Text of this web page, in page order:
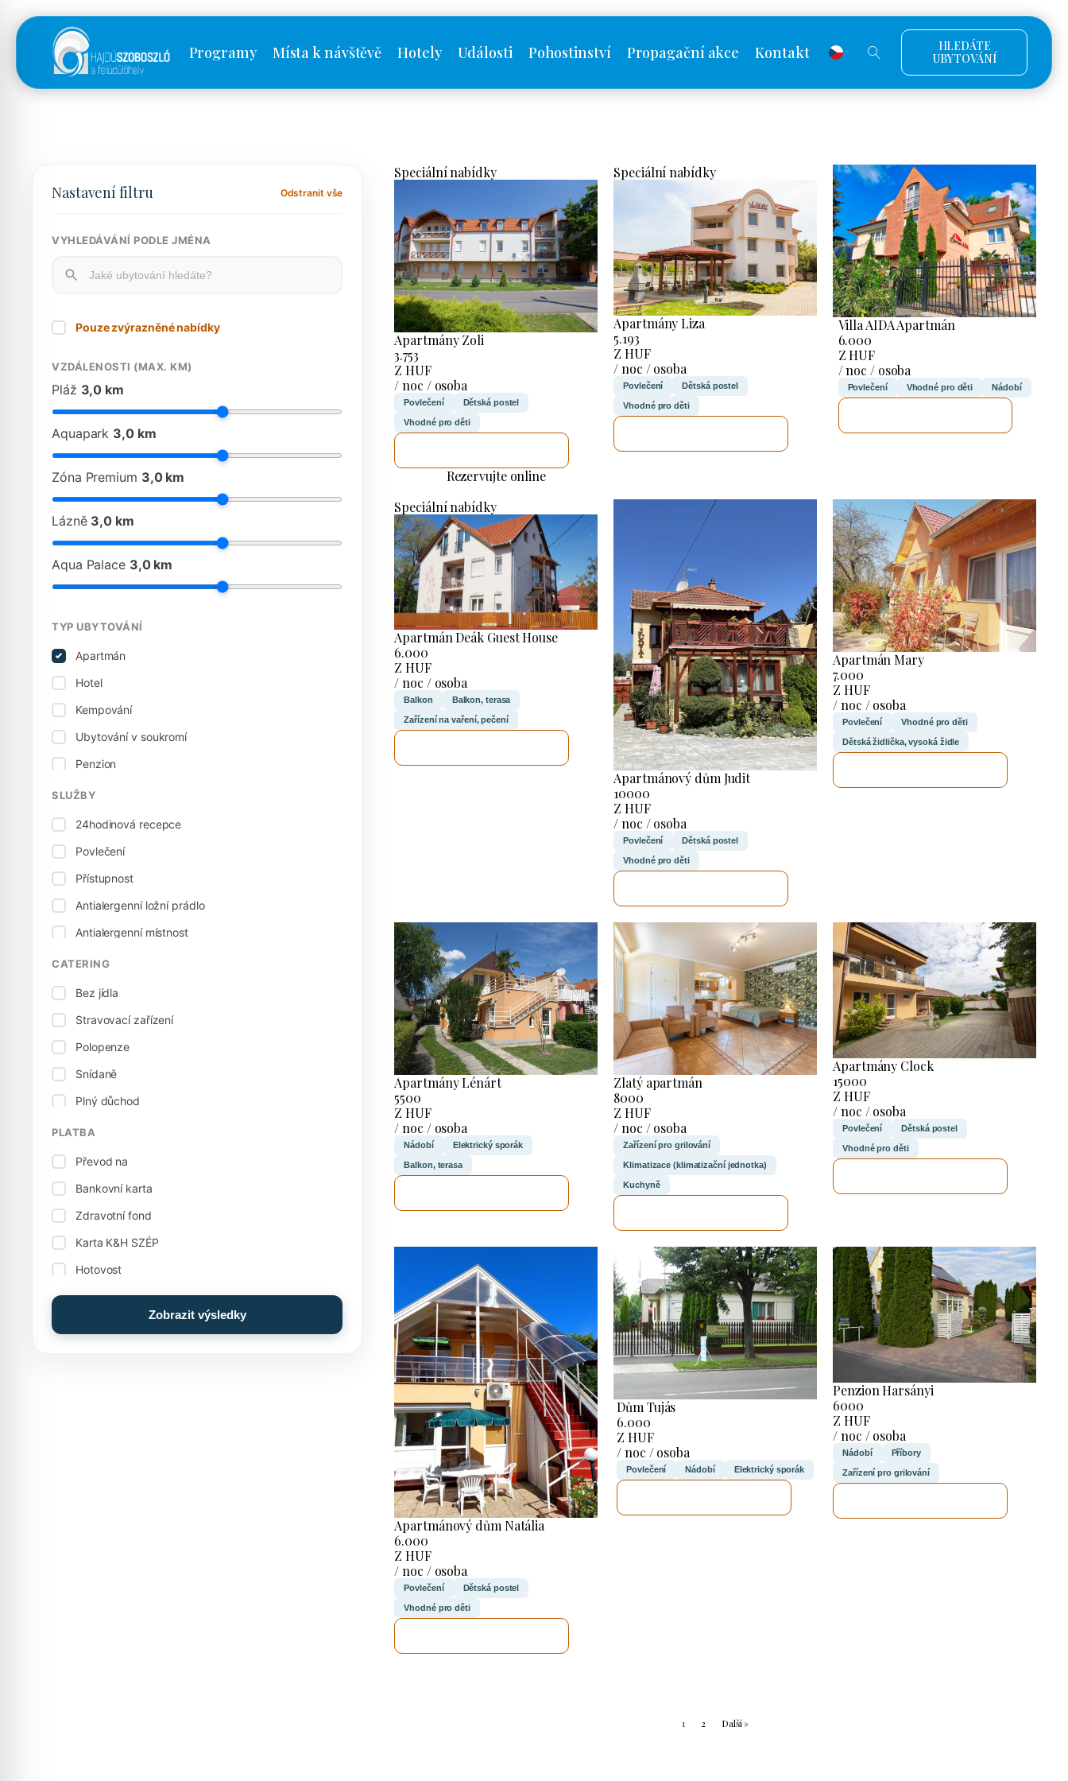
Programy Místa k návštěvě Hotely Události Pohostinství Propagační akce Kontakt
HLEDÁTE
UBYTOVÁNÍ
Nastavení filtru Odstranit vše
VYHLEDÁVÁNÍ PODLE JMÉNA
Pouze zvýrazněné nabídky
VZDÁLENOSTI (MAX. KM)
Pláž 3,0 km
Aquapark 3,0 km
Zóna Premium 3,0 km
Lázně 3,0 km
Aqua Palace 3,0 km
TYP UBYTOVÁNÍ
Apartmán
Hotel
Kempování
Ubytování v soukromí
Penzion
Penzion
SLUŽBY
24hodinová recepce
Povlečení
Přístupnost
Antialergenní ložní prádlo
Antialergenní místnost
Elektrická přípojka
Stolní tenis
Dětská postel
Vhodné pro děti
Dětská židlička, vysoká židle
Krytý bazén
Elektrický sporák
CATERING
Bez jídla
Stravovací zařízení
Polopenze
Snídaně
Plný důchod
Vegetariánská kuchyně
PLATBA
Převod na
Bankovní karta
Zdravotní fond
Karta K&H SZÉP
Hotovost
Hotovost: Euro (€)
Karta MKB SZÉP
Zobrazit výsledky
Speciální nabídky
Apartmány Zoli
3.753
Z HUF
/ noc / osoba
Povlečení Dětská postel
Vhodné pro děti
Rezervujte online
Speciální nabídky
Apartmány Liza
5.193
Z HUF
/ noc / osoba
Povlečení Dětská postel
Vhodné pro děti
Villa AIDA Apartmán
6.000
Z HUF
/ noc / osoba
Povlečení Vhodné pro děti Nádobí
Speciální nabídky
Apartmán Deák Guest House
6.000
Z HUF
/ noc / osoba
Balkon Balkon, terasa
Zařízení na vaření, pečení
Apartmánový dům Judit
10000
Z HUF
/ noc / osoba
Povlečení Dětská postel
Vhodné pro děti
Apartmán Mary
7.000
Z HUF
/ noc / osoba
Povlečení Vhodné pro děti
Dětská židlička, vysoká židle
Apartmány Lénárt
5500
Z HUF
/ noc / osoba
Nádobí Elektrický sporák
Balkon, terasa
Zlatý apartmán
8000
Z HUF
/ noc / osoba
Zařízení pro grilování
Klimatizace (klimatizační jednotka)
Kuchyně
Apartmány Clock
15000
Z HUF
/ noc / osoba
Povlečení Dětská postel
Vhodné pro děti
Apartmánový dům Natália
6.000
Z HUF
/ noc / osoba
Povlečení Dětská postel
Vhodné pro děti
Dům Tujás
6.000
Z HUF
/ noc / osoba
Povlečení Nádobí Elektrický sporák
Penzion Harsányi
6000
Z HUF
/ noc / osoba
Nádobí Příbory
Zařízení pro grilování
1 2 Další »